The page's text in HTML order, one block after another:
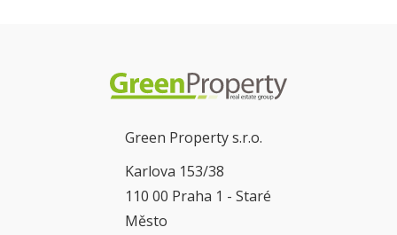
Green Property s.r.o.
Karlova 153/38
110 00 Praha 1 - Staré
Město